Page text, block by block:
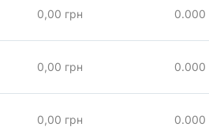
0,00 грн 0.000
0,00 грн 0.000
0,00 грн 0.000